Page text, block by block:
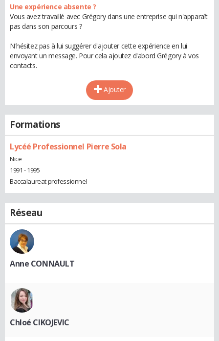
Une expérience absente ?
Vous avez travaillé avec Grégory dans une entreprise qui n'apparaît
pas dans son parcours ?
N'hésitez pas à lui suggérer d'ajouter cette expérience en lui
envoyant un message. Pour cela ajoutez d'abord Grégory à vos
contacts.
Ajouter
Formations
Lycéé Professionnel Pierre Sola
Nice
1991 - 1995
Baccalaureat professionnel
Réseau
Anne CONNAULT
Chloé CIKOJEVIC